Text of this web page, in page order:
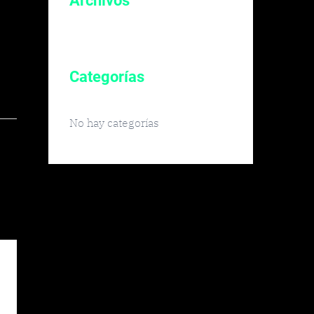
Categorías
No hay categorías